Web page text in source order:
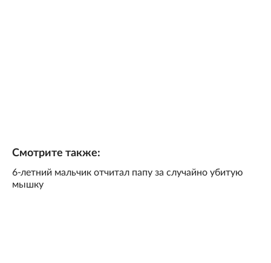
Смотрите также:
6-летний мальчик отчитал папу за случайно убитую
мышку